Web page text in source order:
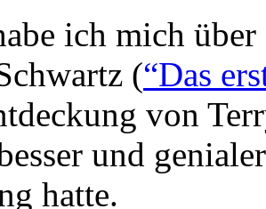
ich mich
(“Das
von
und
hatte.